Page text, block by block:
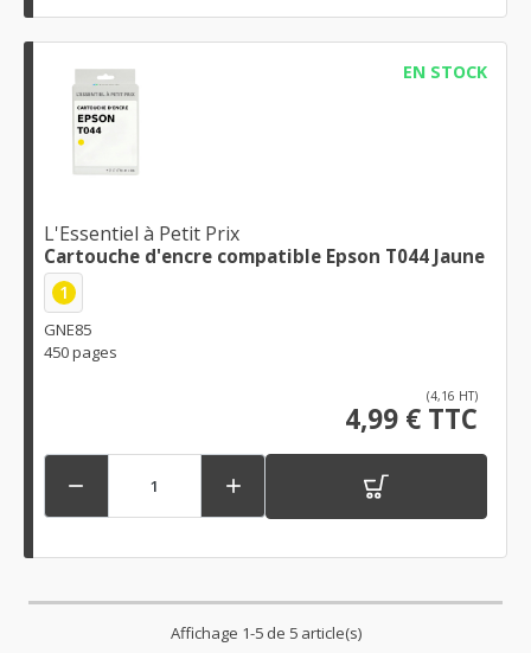
EN STOCK
L'Essentiel à Petit Prix
Cartouche d'encre compatible Epson T044 Jaune
1
GNE85
450 pages
(4,16 HT)
4,99 € TTC
 
Affichage 1-5 de 5 article(s)